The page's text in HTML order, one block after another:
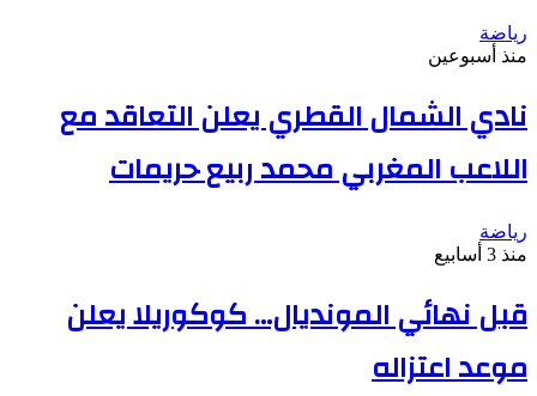
رياضة
منذ أسبوعين
نادي الشمال القطري يعلن التعاقد مع
اللاعب المغربي محمد ربيع حريمات
رياضة
منذ 3 أسابيع
قبل نهائي المونديال… كوكوريلا يعلن
موعد اعتزاله